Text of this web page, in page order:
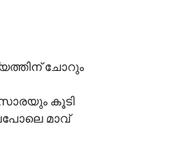
ചോറും
കൂടി
മാവ്